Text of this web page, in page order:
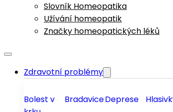
Slovník Homeopatika
Užívání homeopatik
Značky homeopatických léků
Zdravotní problémy
Bolest v
BradaviceDeprese